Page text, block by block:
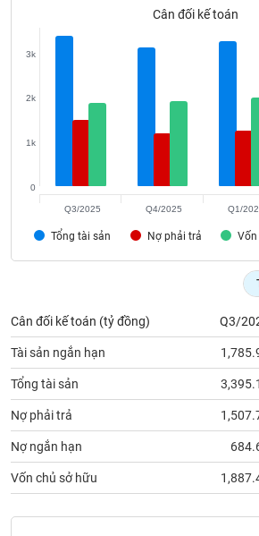
Cân đối kế toán
Tổng tài sản Nợ phải trả
0
1k
2k
3k
Q3/2025 Q4/2025 Q1/
Cân đối kế toán (tỷ đồng) Q3/
Tài sản ngắn hạn
Tổng tài sản
Nợ phải trả
Nợ ngắn hạn
Vốn chủ sở hữu
Đào
Sách
chính
Công
cụ
tư
thông
chính